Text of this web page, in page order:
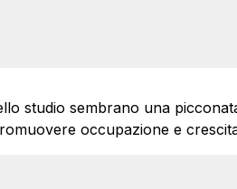
studio sembrano una
occupazione e